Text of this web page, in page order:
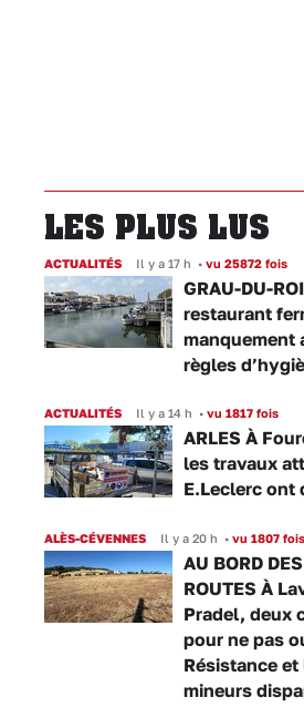
LES PLUS LUS
ACTUALITÉS Il y a 17 h • vu 25872 fois
GRAU-DU-
restaurant
manquement
règles
ACTUALITÉS Il y a 14 h • vu 1817 fois
ARLES À
les travaux
E.Leclerc ont
ALÈS-CÉVENNES Il y a 20 h • vu 1807 fois
AU BORD DES
ROUTES À
Pradel, deux
pour ne pas
Résistance et
mineurs